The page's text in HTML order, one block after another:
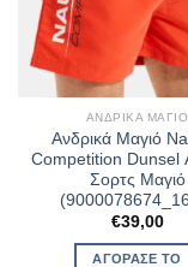
ΑΝΔΡΙΚΆ ΜΑΓΙΌ
Ανδρικά Μαγιό
Competition Dunsel
Σορτς Μαγιό
€39,00
ΑΓΌΡΑΣΈ ΤΟ